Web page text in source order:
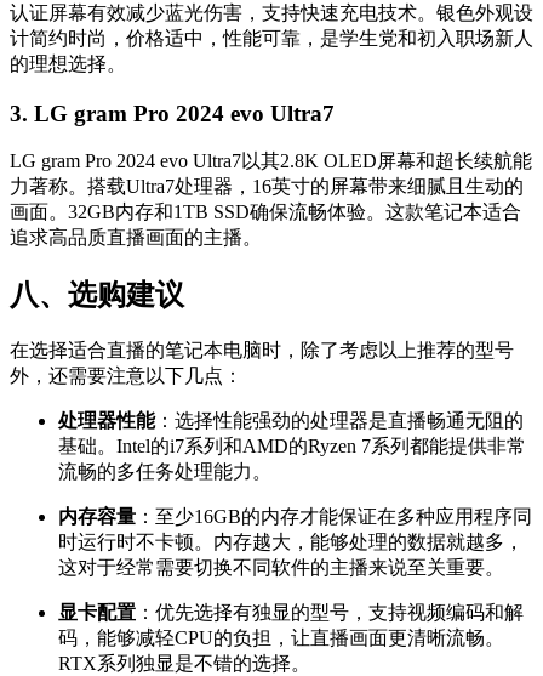
认证屏幕有效减少蓝光伤害，支持快速充电技术。银色外观设
计简约时尚，价格适中，性能可靠，是学生党和初入职场新人
的理想选择。
3. LG gram Pro 2024 evo Ultra7
LG gram Pro 2024 evo Ultra7以其2.8K OLED屏幕和超长续航能
力著称。搭载Ultra7处理器，16英寸的屏幕带来细腻且生动的
画面。32GB内存和1TB SSD确保流畅体验。这款笔记本适合
追求高品质直播画面的主播。
八、选购建议
在选择适合直播的笔记本电脑时，除了考虑以上推荐的型号
外，还需要注意以下几点：
处理器性能：选择性能强劲的处理器是直播畅通无阻的
基础。Intel的i7系列和AMD的Ryzen 7系列都能提供非常
流畅的多任务处理能力。
内存容量 ：至少16GB的内存才能保证在多种应用程序同
时运行时不卡顿。内存越大，能够处理的数据就越多，
这对于经常需要切换不同软件的主播来说至关重要。
显卡配置 ：优先选择有独显的型号，支持视频编码和解
码，能够减轻CPU的负担，让直播画面更清晰流畅。
RTX系列独显是不错的选择。